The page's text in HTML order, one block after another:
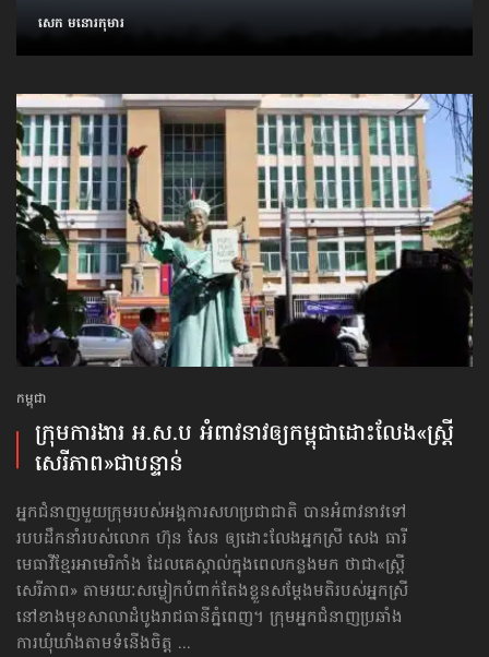
សេក មនោរកុមារ
កម្ពុជា
ក្រុមការងារ អ.ស.ប អំពាវនាវ​ឲ្យកម្ពុជា​ដោះលែង​«ស្ត្រី
សេរីភាព»​ជាបន្ទាន់
អ្នកជំនាញមួយក្រុមរបស់អង្គការសហប្រជាជាតិ បានអំពាវនាវទៅ​
របបដឹកនាំរបស់លោក ហ៊ុន សែន ឲ្យដោះលែងអ្នកស្រី សេង ធារី
មេធាវីខ្មែរអាមេរិកាំង ដែលគេស្គាល់ក្នុងពេលកន្លងមក ថាជា«ស្ត្រី
សេរីភាព» តាមរយៈសម្លៀកបំពាក់តែងខ្លួនសម្ដែងមតិរបស់អ្នកស្រី
នៅខាងមុខសាលាដំបូងរាជធានីភ្នំពេញ។ ក្រុមអ្នកជំនាញប្រឆាំង
ការឃុំឃាំងតាមទំនើងចិត្ត ...